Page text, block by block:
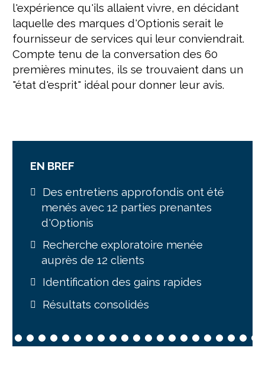
l'expérience qu'ils allaient vivre, en décidant
laquelle des marques d'Optionis serait le
fournisseur de services qui leur conviendrait.
Compte tenu de la conversation des 60
premières minutes, ils se trouvaient dans un
"état d'esprit" idéal pour donner leur avis.
EN BREF
Des entretiens approfondis ont été
menés avec 12 parties prenantes
d'Optionis
Recherche exploratoire menée
auprès de 12 clients
Identification des gains rapides
Résultats consolidés